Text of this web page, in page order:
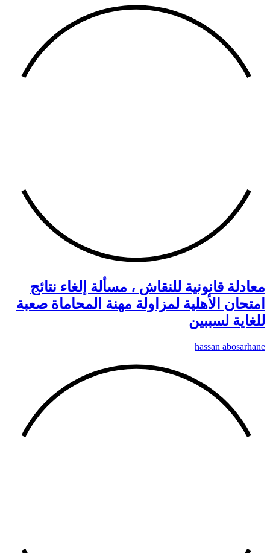
معادلة قانونية للنقاش ، مسألة إلغاء نتائج
امتحان الأهلية لمزاولة مهنة المحاماة صعبة
للغاية لسببين
hassan abosarhane